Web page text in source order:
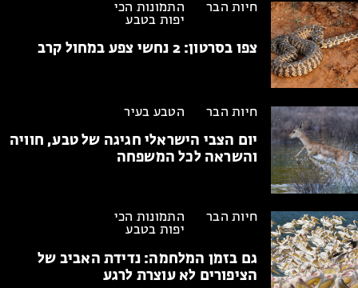
חיות הבר
התמונות הכי
יפות בטבע
צפו בסרטון: 2 נחשי צפע במחול קרב
חיות הבר הטבע בעיר
יום הצבי הישראליחגיגה של טבע, חוויה
והשראה לכל המשפחה
חיות הבר
התמונות הכי
יפות בטבע
גם בזמן המלחמה: נדידת האביב של
הציפורים לא עוצרת לרגע